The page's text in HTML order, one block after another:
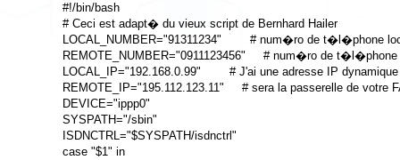
#!/bin/bash
# Ceci est adapt� du vieux script de Bernhard Hailer
LOCAL_NUMBER="91311234"        # num�ro de t�l�phone
REMOTE_NUMBER="0911123456"     # num�ro de t�l�phone
LOCAL_IP="192.168.0.99"        # J'ai une adresse IP
REMOTE_IP="195.112.123.11"     # sera la passerelle de votre
DEVICE="ippp0"
SYSPATH="/sbin"
ISDNCTRL="$SYSPATH/isdnctrl"
case "$1" in